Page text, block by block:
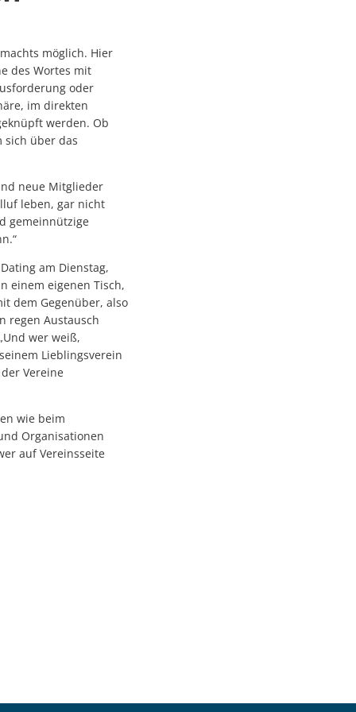
möglich. Hier
des Wortes mit
oder
im direkten
werden. Ob
sich über das
neue Mitglieder
leben, gar nicht
gemeinnützige
am Dienstag,
einem eigenen Tisch,
dem Gegenüber, also
regen Austausch
wer weiß,
Lieblingsverein
Vereine
wie beim
Organisationen
auf Vereinsseite